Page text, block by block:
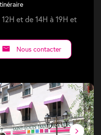
et de 14H à 19H et
Nous contacter